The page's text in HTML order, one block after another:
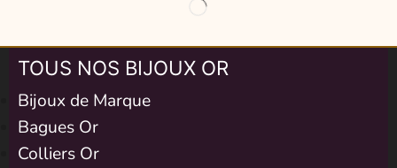
TOUS NOS BIJOUX OR
Bijoux de Marque
Bagues Or
Colliers Or